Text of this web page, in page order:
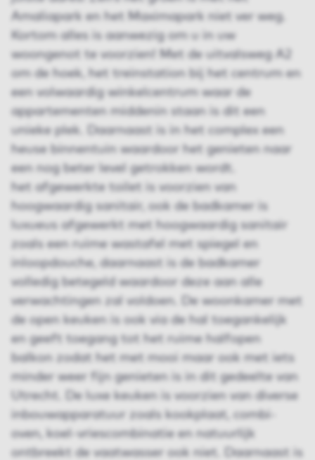
Amaliapark en het Maximapark niet ver weg.
Kortom alles is aanwezig om u in uw
woongenot te voorzien! Met de uitvalsweg A2
om de hoek, het treinstation bij het centrum en
een volwaardig winkelcentrum waar de
appartementen middenin staan is dit een
unieke plek. Daarnaast is in het complex een
heuse binnentuin waardoor het genieten naar
een nog beter level getrokken wordt.
het afgewerkte toilet is voorzien van
hoogwaardig sanitair, ook de badkamer is
luxueus afgewerkt met hoogwaardig sanitair
zoals een ruime wastafel met spiegel en
inloopdouche, daarnaast is de badkamer
volledig betegeld waardoor deze aan alle
verwachtingen zal voldoen. De woonkamer met
de open keuken is ook via de hal toegankelijk
en geeft toegang tot het ruime halfopen
balkon zodat het met mooi maar ook met iets
minder weer fijn genieten is in dit gedeelte van
Utrecht. De luxe keuken is voorzien van diverse
inbouwapparatuur zoals kookplaat, combi-
oven, koel-vriescombinatie en natuurlijk
ontbreekt de vaatwasser ook niet. Daarnaast is